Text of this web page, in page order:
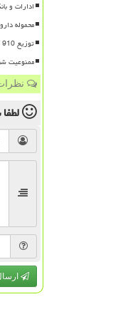
ادارات و
محموله
توزیع 910 هزار گذرنامه زیارتی
ممنوعیت